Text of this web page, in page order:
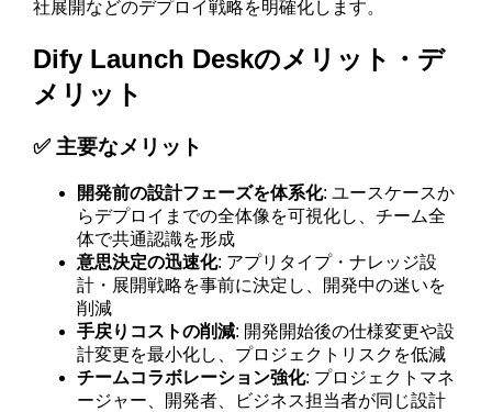
社展開などのデプロイ戦略を明確化します。
Dify Launch Deskのメリット・デ
メリット
✅ 主要なメリット
開発前の設計フェーズを体系化: ユースケースか
らデプロイまでの全体像を可視化し、チーム全
体で共通認識を形成
意思決定の迅速化: アプリタイプ・ナレッジ設
計・展開戦略を事前に決定し、開発中の迷いを
削減
手戻りコストの削減: 開発開始後の仕様変更や設
計変更を最小化し、プロジェクトリスクを低減
チームコラボレーション強化: プロジェクトマネ
ージャー、開発者、ビジネス担当者が同じ設計